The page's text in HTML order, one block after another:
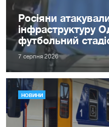
Росіяни
інфраструктуру
футбольний
7 серпня 2026
НОВИНИ